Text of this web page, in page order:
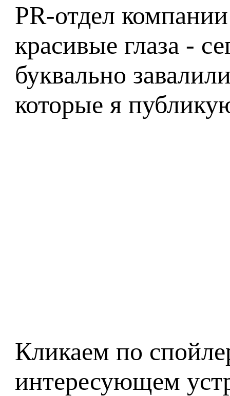
PR-отдел
красивые глаза -
буквально
которые я
Кликаем по
интересующем